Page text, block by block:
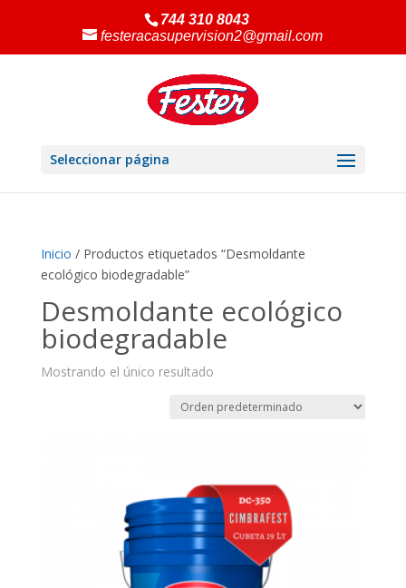
744 310 8043
festeracasupervision2@gmail.com
Seleccionar página
Inicio / Productos etiquetados “Desmoldante
ecológico biodegradable”
Desmoldante ecológico
biodegradable
Mostrando el único resultado